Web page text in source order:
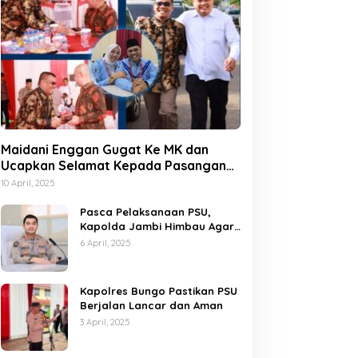
Maidani Enggan Gugat Ke MK dan
Ucapkan Selamat Kepada Pasangan
Dedy-Dayat
10 April, 2025
Pasca Pelaksanaan PSU,
Kapolda Jambi Himbau Agar
Semua Pihak Jaga Situasi
6 April, 2025
Kapolres Bungo Pastikan PSU
Berjalan Lancar dan Aman
3 April, 2025